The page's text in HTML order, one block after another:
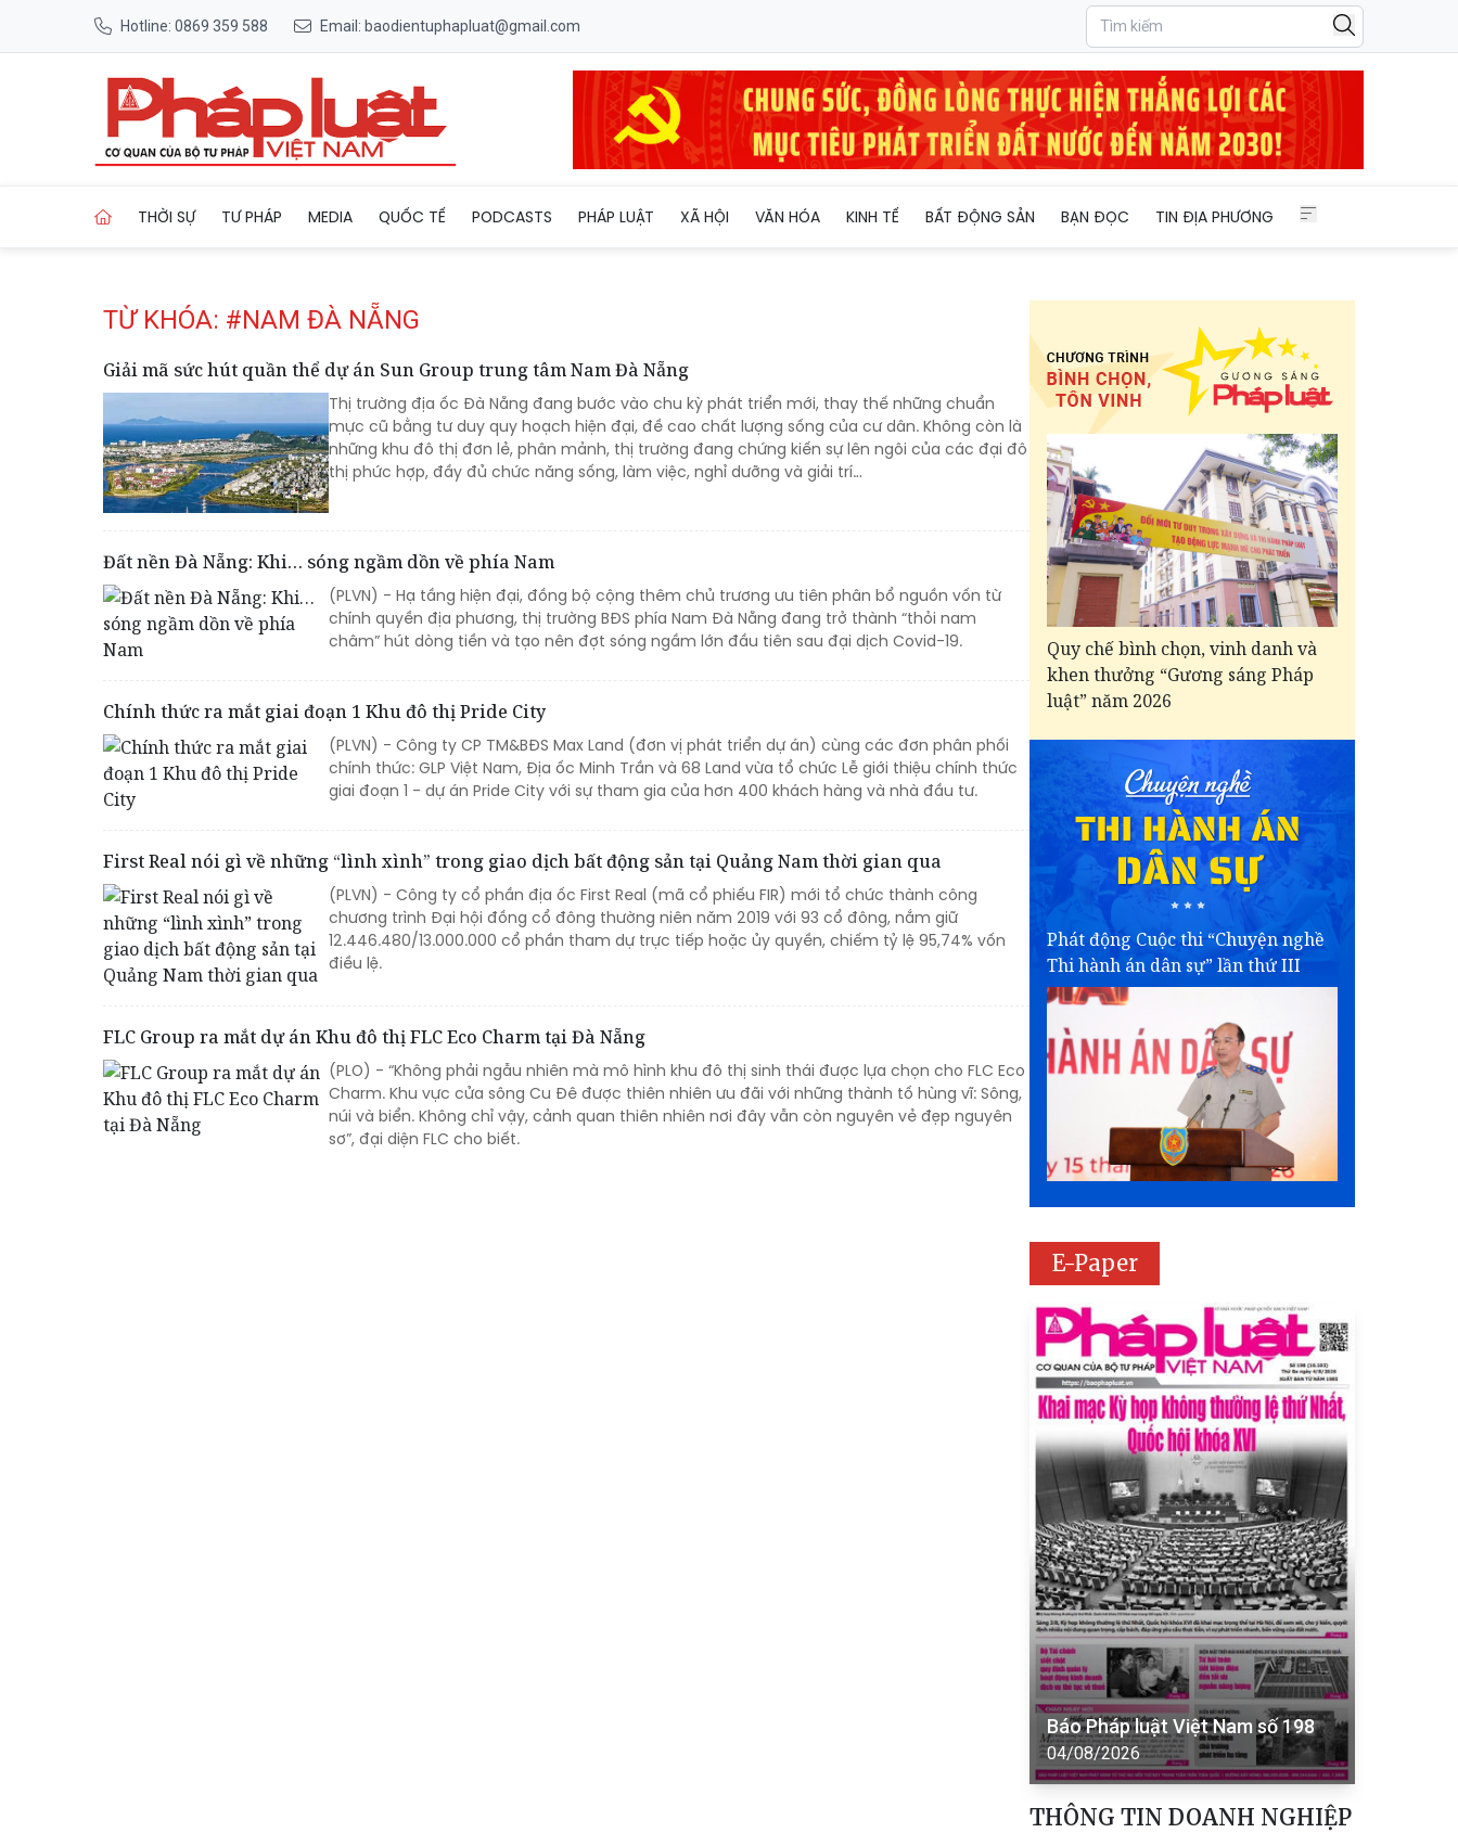
Hotline: 0869 359 588 Email: baodientuphapluat@gmail.com
THỜI SỰ TƯ PHÁP MEDIA QUỐC TẾ PODCASTS PHÁP LUẬT XÃ HỘI VĂN HÓA KINH TẾ BẤT ĐỘNG SẢN BẠN ĐỌC TIN ĐỊA PHƯƠNG
TỪ KHÓA: #NAM ĐÀ NẴNG
Giải mã sức hút quần thể dự án Sun Group trung tâm Nam Đà Nẵng
Thị trường địa ốc Đà Nẵng đang bước vào chu kỳ phát triển mới, thay thế những chuẩn
mực cũ bằng tư duy quy hoạch hiện đại, đề cao chất lượng sống của cư dân. Không còn là
những khu đô thị đơn lẻ, phân mảnh, thị trường đang chứng kiến sự lên ngôi của các đại đô
thị phức hợp, đầy đủ chức năng sống, làm việc, nghỉ dưỡng và giải trí…
Đất nền Đà Nẵng: Khi… sóng ngầm dồn về phía Nam
(PLVN) - Hạ tầng hiện đại, đồng bộ cộng thêm chủ trương ưu tiên phân bổ nguồn vốn từ
chính quyền địa phương, thị trường BĐS phía Nam Đà Nẵng đang trở thành “thỏi nam
châm” hút dòng tiền và tạo nên đợt sóng ngầm lớn đầu tiên sau đại dịch Covid-19.
Chính thức ra mắt giai đoạn 1 Khu đô thị Pride City
(PLVN) - Công ty CP TM&BĐS Max Land (đơn vị phát triển dự án) cùng các đơn phân phối
chính thức: GLP Việt Nam, Địa ốc Minh Trần và 68 Land vừa tổ chức Lễ giới thiệu chính thức
giai đoạn 1 - dự án Pride City với sự tham gia của hơn 400 khách hàng và nhà đầu tư.
First Real nói gì về những “lình xình” trong giao dịch bất động sản tại Quảng Nam thời gian qua
(PLVN) - Công ty cổ phần địa ốc First Real (mã cổ phiếu FIR) mới tổ chức thành công
chương trình Đại hội đồng cổ đông thường niên năm 2019 với 93 cổ đông, nắm giữ
12.446.480/13.000.000 cổ phần tham dự trực tiếp hoặc ủy quyền, chiếm tỷ lệ 95,74% vốn
điều lệ.
FLC Group ra mắt dự án Khu đô thị FLC Eco Charm tại Đà Nẵng
(PLO) - “Không phải ngẫu nhiên mà mô hình khu đô thị sinh thái được lựa chọn cho FLC Eco
Charm. Khu vực cửa sông Cu Đê được thiên nhiên ưu đãi với những thành tố hùng vĩ: Sông,
núi và biển. Không chỉ vậy, cảnh quan thiên nhiên nơi đây vẫn còn nguyên vẻ đẹp nguyên
sơ”, đại diện FLC cho biết.
Quy chế bình chọn, vinh danh và
khen thưởng “Gương sáng Pháp
luật” năm 2026
Phát động Cuộc thi “Chuyện nghề
Thi hành án dân sự” lần thứ III
E-Paper
Báo Pháp luật Việt Nam số 198
04/08/2026
THÔNG TIN DOANH NGHIỆP